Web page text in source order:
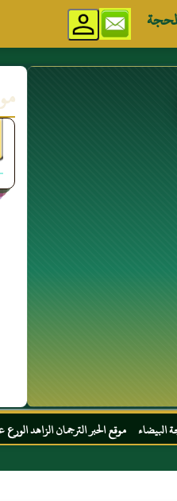
الترجمان الزاهد الورع عبد الله بن